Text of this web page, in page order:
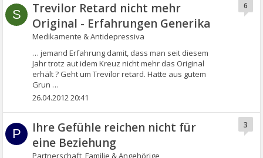
S
Trevilor Retard nicht mehr
Original - Erfahrungen Generika
Medikamente & Antidepressiva
… jemand Erfahrung damit, dass man seit diesem
Jahr trotz aut idem Kreuz nicht mehr das Original
erhält ? Geht um Trevilor retard. Hatte aus gutem
Grun …
6
26.04.2012 20:41
P
Ihre Gefühle reichen nicht für
eine Beziehung
Partnerschaft, Familie & Angehörige
3